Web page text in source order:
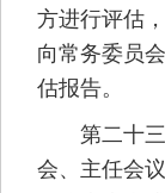
方进行评估
向常务委员
估报告。
第二十三
会、主任会